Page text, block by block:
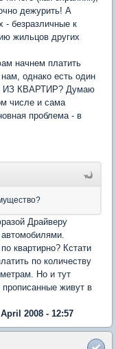
дежурить! А
- безразличные к
жильцов других
начнем платить
однако есть один
КВАРТИР? Думаю
числе и сама
проблема - в
Драйверу
квартирно? Кстати
по количеству
Но и тут
прописанные живут в
2008 - 12:57